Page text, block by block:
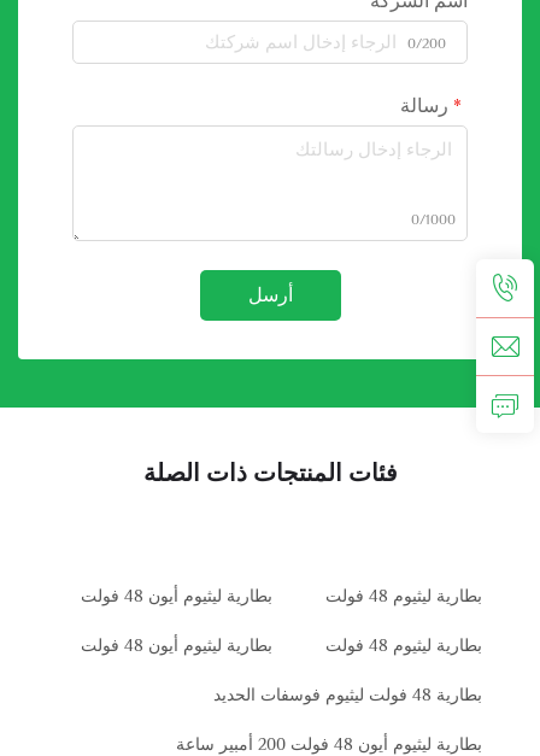
0/200
رسالة
0/1000
أرسل
فئات المنتجات ذات الصلة
بطارية ليثيوم 48 فولت بطارية ليثيوم أيون 48 فولت
بطارية ليثيوم 48 فولت بطارية ليثيوم أيون 48 فولت
بطارية 48 فولت ليثيوم فوسفات الحديد
بطارية ليثيوم أيون 48 فولت 200 أمبير ساعة